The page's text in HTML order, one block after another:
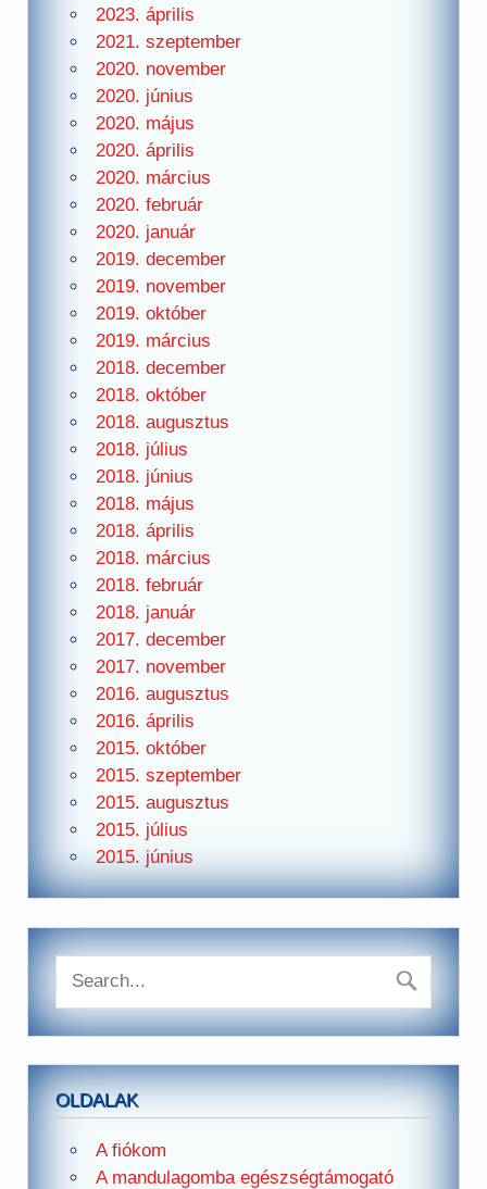
2023. április
2021. szeptember
2020. november
2020. június
2020. május
2020. április
2020. március
2020. február
2020. január
2019. december
2019. november
2019. október
2019. március
2018. december
2018. október
2018. augusztus
2018. július
2018. június
2018. május
2018. április
2018. március
2018. február
2018. január
2017. december
2017. november
2016. augusztus
2016. április
2015. október
2015. szeptember
2015. augusztus
2015. július
2015. június
OLDALAK
A fiókom
A mandulagomba egészségtámogató